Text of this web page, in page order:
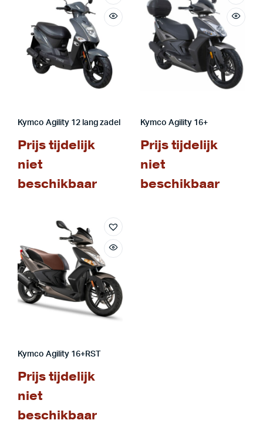
Kymco Agility 12 lang zadel
Prijs tijdelijk
niet
beschikbaar
Kymco Agility 16+
Prijs tijdelijk
niet
beschikbaar
Kymco Agility 16+RST
Prijs tijdelijk
niet
beschikbaar